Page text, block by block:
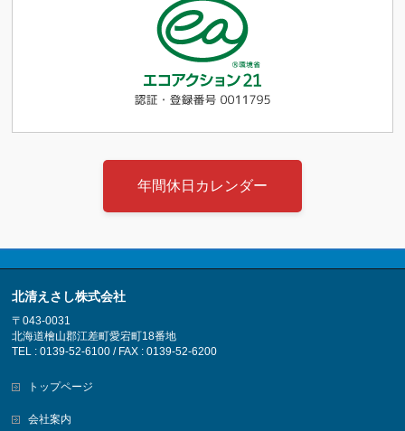
年間休日カレンダー
北清えさし株式会社
〒043-0031
北海道檜山郡江差町愛宕町18番地
TEL : 0139-52-6100 / FAX : 0139-52-6200
トップページ
会社案内